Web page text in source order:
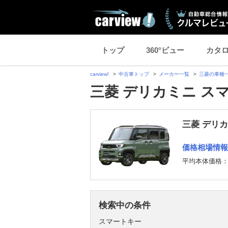
トップ 360°ビュー カタ
carview! 中古車トップ メーカー一覧 三菱の車種
三菱 デリカミニ ス
三菱 デリ
価格相場情報
平均本体価格：
検索中の条件
スマートキー